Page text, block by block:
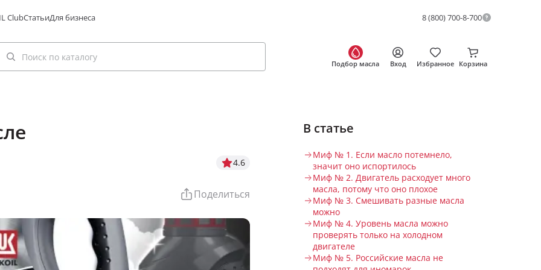
ClubСтатьиДля бизнеса 8 (800) 700-8-700
Подбор масла Вход Избранное Корзина
4.6
Поделиться
В статье
Миф № 1. Если масло потемнело,
значит оно испортилось
Миф № 2. Двигатель расходует много
масла, потому что оно плохое
Миф № 3. Смешивать разные масла
можно
Миф № 4. Уровень масла можно
проверять только на холодном
двигателе
Миф № 5. Российские масла не